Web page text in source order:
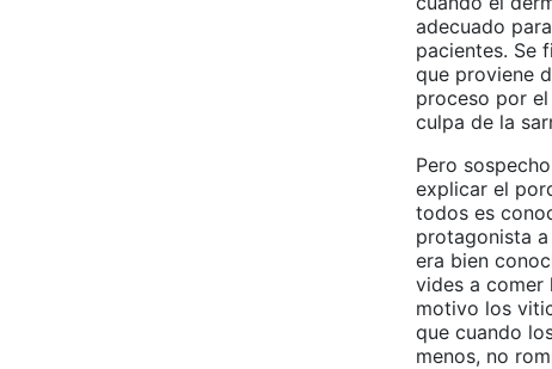
adecuado
pacientes. Se
que proviene
proceso por
culpa de la
Pero
explicar el
todos es
protagonista
era bien
vides a comer
motivo los
que cuando
menos, no